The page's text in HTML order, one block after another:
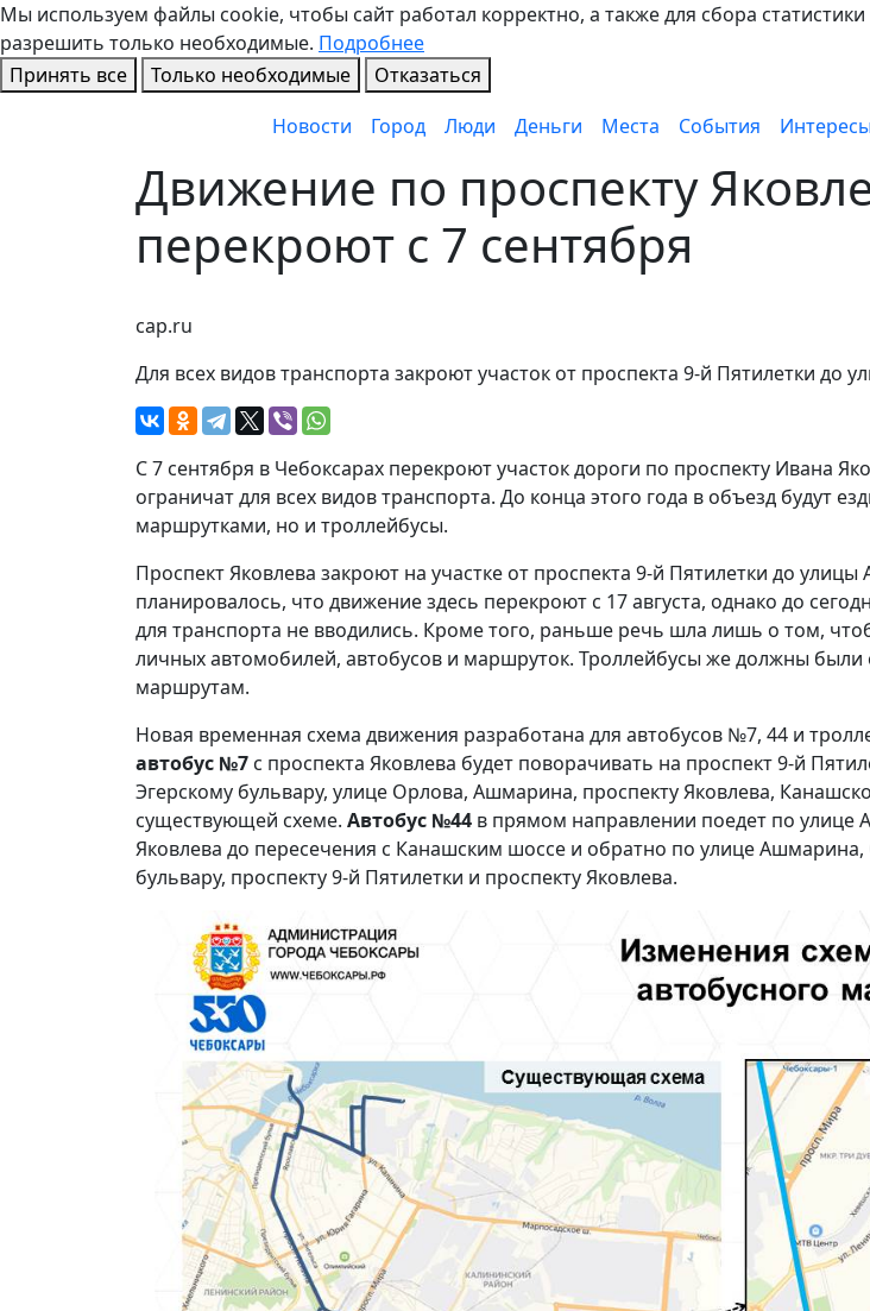
Мы используем файлы cookie, чтобы сайт работал корректно, а также для сбора
разрешить только необходимые. Подробнее
Принять все
Только необходимые
Отказаться
Новости
Город Люди Деньги Места События Интересы
Движение по проспекту
перекроют с 7 сентября
cap.ru
Для всех видов транспорта закроют участок от проспекта 9-й Пятилетки до
С 7 сентября в Чебоксарах перекроют участок дороги по проспекту Ивана
ограничат для всех видов транспорта. До конца этого года в объезд будут
маршрутками, но и троллейбусы.
Проспект Яковлева закроют на участке от проспекта 9-й Пятилетки до
планировалось, что движение здесь перекроют с 17 августа, однако до
для транспорта не вводились. Кроме того, раньше речь шла лишь о том,
личных автомобилей, автобусов и маршруток. Троллейбусы же должны
маршрутам.
Новая временная схема движения разработана для автобусов №7, 44 и
автобус №7 с проспекта Яковлева будет поворачивать на проспект 9-й
Эгерскому бульвару, улице Орлова, Ашмарина, проспекту Яковлева,
существующей схеме. Автобус №44 в прямом направлении поедет по улице
Яковлева до пересечения с Канашским шоссе и обратно по улице
бульвару, проспекту 9-й Пятилетки и проспекту Яковлева.